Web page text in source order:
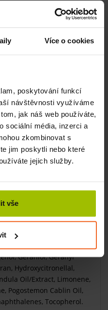
Více o cookies
poskytování funkcí
návštěvnosti využíváme
jak náš web používáte,
sociální média, inzerci a
zkombinovat s
jim poskytli nebo které
jejich služby.
vše
avokádaa
hydrataci a
vlastnostmi z
- přírodní
oleje, které jsou dobře
INTIMI Passion
Helianthus Annuus Seed
Alpha-isomethyl Ionone,
Geraniol, Geranyl
Hydroxycitronellal,
Oil/Extract, Limonene,
Pogostemon Cablin Oil,
Tocopherol.